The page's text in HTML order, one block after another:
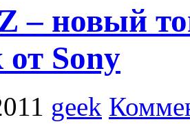
– новый
от Sony
geek